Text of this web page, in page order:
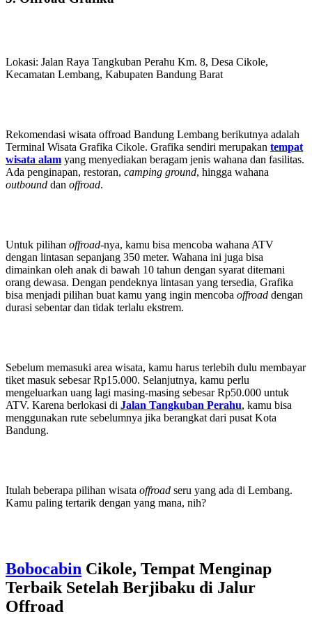
Lokasi: Jalan Raya Tangkuban Perahu Km. 8, Desa Cikole,
Kecamatan Lembang, Kabupaten Bandung Barat
Rekomendasi wisata offroad Bandung Lembang berikutnya adalah
Terminal Wisata Grafika Cikole. Grafika sendiri merupakan tempat
wisata alam yang menyediakan beragam jenis wahana dan fasilitas.
Ada penginapan, restoran, camping ground, hingga wahana
outbound dan offroad.
Untuk pilihan offroad-nya, kamu bisa mencoba wahana ATV
dengan lintasan sepanjang 350 meter. Wahana ini juga bisa
dimainkan oleh anak di bawah 10 tahun dengan syarat ditemani
orang dewasa. Dengan pendeknya lintasan yang tersedia, Grafika
bisa menjadi pilihan buat kamu yang ingin mencoba offroad dengan
durasi sebentar dan tidak terlalu ekstrem.
Sebelum memasuki area wisata, kamu harus terlebih dulu membayar
tiket masuk sebesar Rp15.000. Selanjutnya, kamu perlu
mengeluarkan uang lagi masing-masing sebesar Rp50.000 untuk
ATV. Karena berlokasi di Jalan Tangkuban Perahu, kamu bisa
menggunakan rute sebelumnya jika berangkat dari pusat Kota
Bandung.
Itulah beberapa pilihan wisata offroad seru yang ada di Lembang.
Kamu paling tertarik dengan yang mana, nih?
Bobocabin Cikole, Tempat Menginap
Terbaik Setelah Berjibaku di Jalur
Offroad